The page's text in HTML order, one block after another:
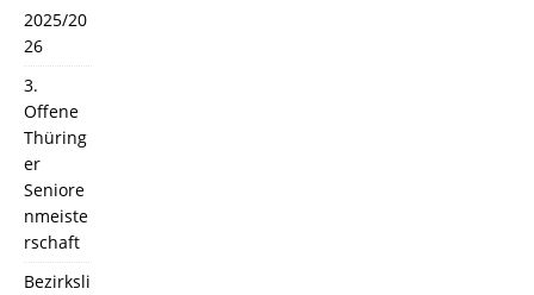
2025/20
26
3.
Offene
Thüring
er
Seniore
nmeiste
rschaft
Bezirksli